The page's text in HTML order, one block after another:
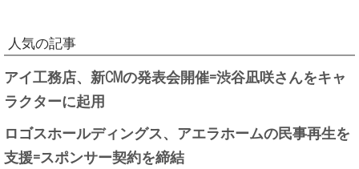
人気の記事
アイ工務店、新CMの発表会開催=渋谷凪咲さんをキャ
ラクターに起用
ロゴスホールディングス、アエラホームの民事再生を
支援=スポンサー契約を締結